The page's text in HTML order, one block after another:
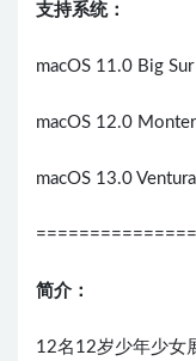
支持系统：
macOS 11.0 Big Sur
macOS 12.0
macOS 13.0 Ventura
简介：
12名12岁少年少女